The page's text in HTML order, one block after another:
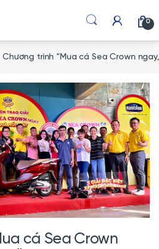
0
Chương trình “Mua cá Sea Crown
cá Sea Crown